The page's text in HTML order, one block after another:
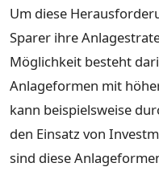
Um diese
Sparer ihre
Möglichkeit besteht
Anlageformen mit
kann beispielsweise
den Einsatz von
sind diese